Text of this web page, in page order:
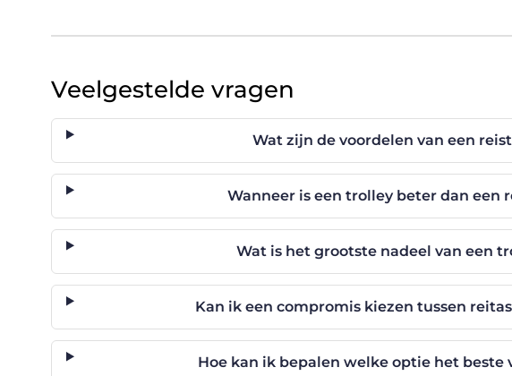
Veelgestelde vragen
Wat zijn de voordelen van een
Wanneer is een trolley beter dan een
Wat is het grootste nadeel van een
Kan ik een compromis kiezen tussen
Hoe kan ik bepalen welke optie het beste